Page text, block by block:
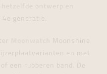
ontwerp en
4e generatie.
Moonshine
en met
een rubberen band. De